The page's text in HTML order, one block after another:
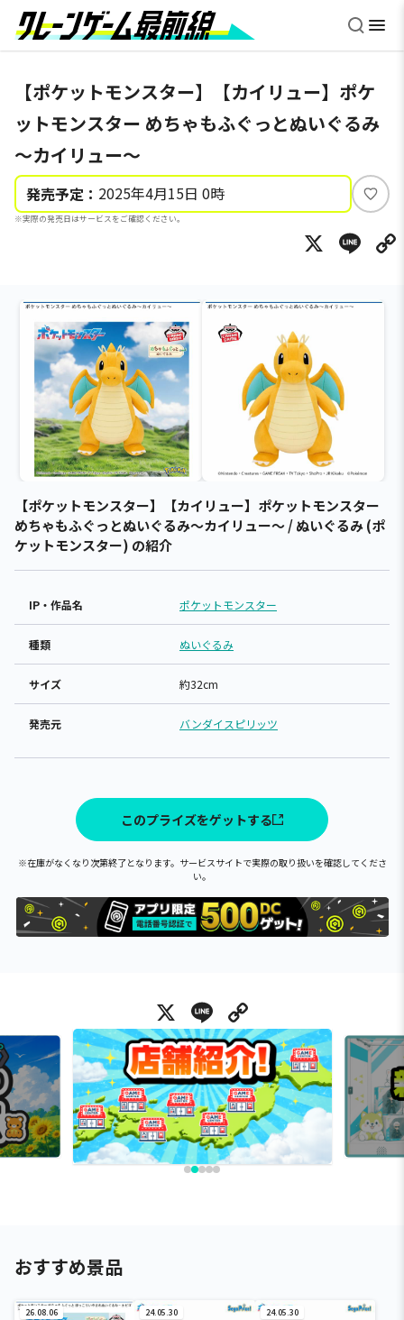
【ポケットモンスター】【カイリュー】ポケ
ットモンスター めちゃもふぐっとぬいぐるみ
～カイリュー～
発売予定： 2025年4月15日 0時
※実際の発売日はサービスをご確認ください。
い
ね
X
【ポケットモンスター】【カイリュー】ポケットモンスター
めちゃもふぐっとぬいぐるみ～カイリュー～ / ぬいぐるみ (ポ
ケットモンスター) の紹介
IP・作品名 ポケットモンスター
種類 ぬいぐるみ
サイズ 約32cm
発売元 バンダイスピリッツ
このプライズをゲットする
※在庫がなくなり次第終了となります。サービスサイトで実際の取り扱いを確認してくださ
い。
X Line
おすすめ景品
26.08.06 24.05.30 24.05.30